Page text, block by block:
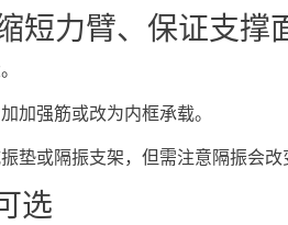
短力臂、保证支撑
加强筋或改为内框承载。
垫或隔振支架，但需注意隔振会改
选